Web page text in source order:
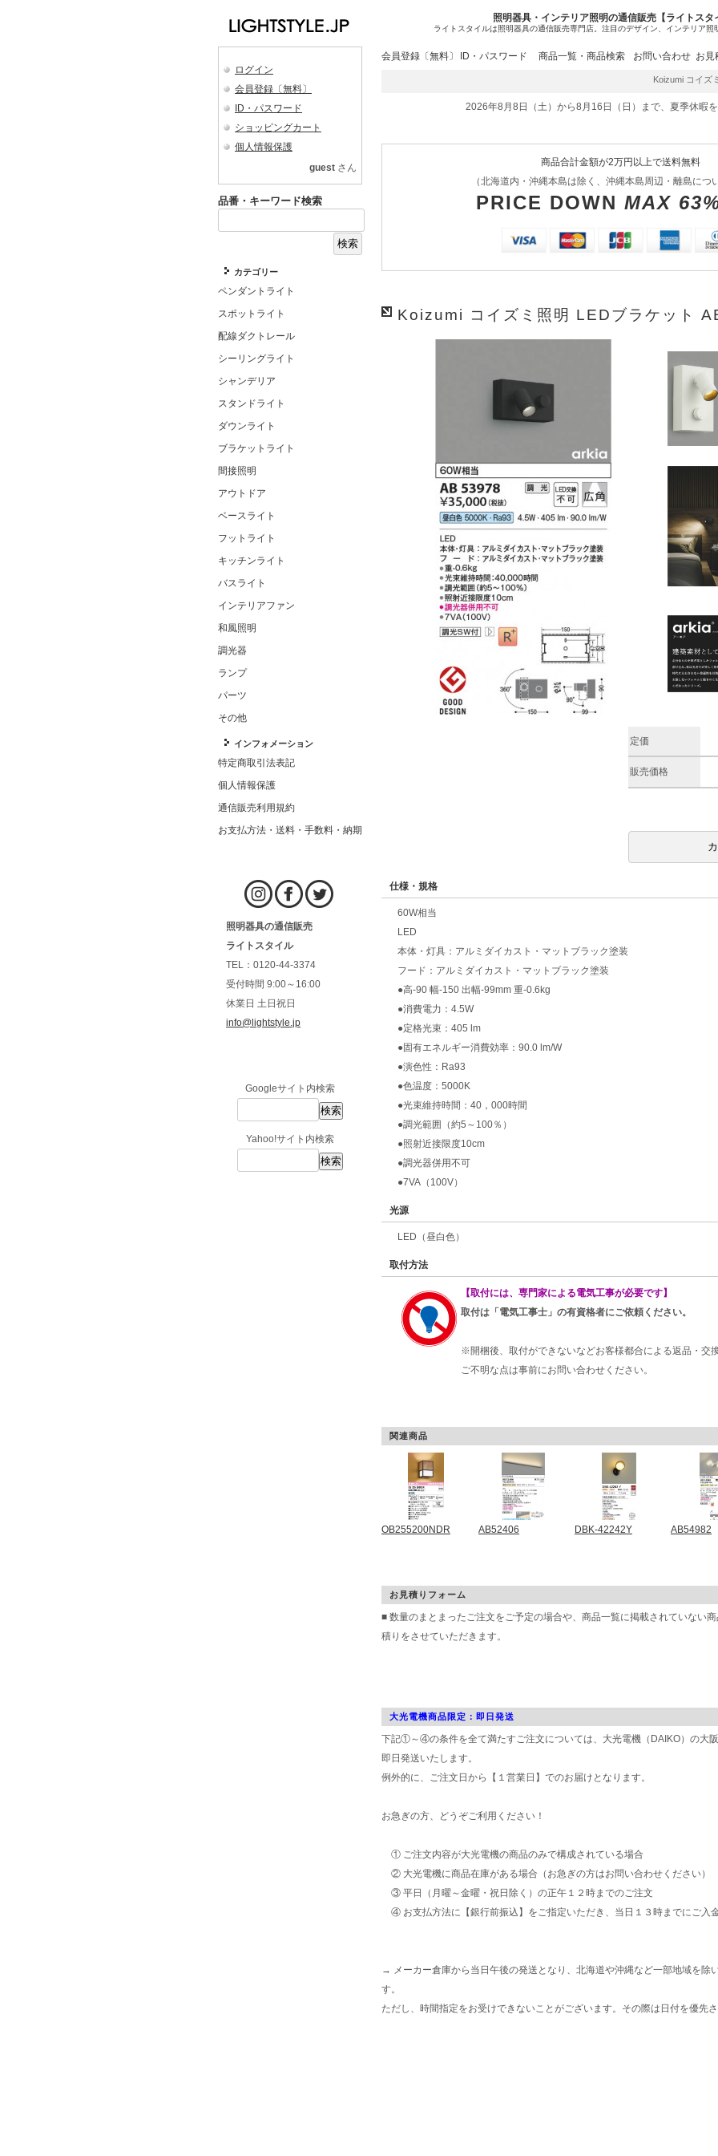
照明器具・インテリア照明の通信販売【ライトスタ
ライトスタイルは照明器具の通信販売専門店。注目のデザイン、インテリア照
ログイン
会員登録〔無料〕
ID・パスワード
ショッピングカート
個人情報保護
guest さん
品番・キーワード検索
カテゴリー
ペンダントライト
スポットライト
配線ダクトレール
シーリングライト
シャンデリア
スタンドライト
ダウンライト
ブラケットライト
間接照明
アウトドア
ベースライト
フットライト
キッチンライト
バスライト
インテリアファン
和風照明
調光器
ランプ
パーツ
その他
インフォメーション
特定商取引法表記
個人情報保護
通信販売利用規約
お支払方法・送料・手数料・納期
照明器具の通信販売
ライトスタイル
TEL：0120-44-3374
受付時間 9:00～16:00
休業日 土日祝日
info@lightstyle.jp
Googleサイト内検索
Yahoo!サイト内検索
会員登録〔無料〕 ID・パスワード 商品一覧・商品検索 お問い合わせ お見
Koizumi コイズミ照
2026年8月8日（土）から8月16日（日）まで、夏季休暇
商品合計金額が2万円以上で送料無料
（北海道内・沖縄本島は除く、沖縄本島周辺・離島につ
PRICE DOWN MAX
Koizumi コイズミ照明 LEDブラケット
定価
販売価格
仕様・規格
60W相当
LED
本体・灯具：アルミダイカスト・マットブラック塗装
フード：アルミダイカスト・マットブラック塗装
●高-90 幅-150 出幅-99mm 重-0.6kg
●消費電力：4.5W
●定格光束：405 lm
●固有エネルギー消費効率：90.0 lm/W
●演色性：Ra93
●色温度：5000K
●光束維持時間：40，000時間
●調光範囲（約5～100％）
●照射近接限度10cm
●調光器併用不可
●7VA（100V）
光源
LED（昼白色）
取付方法
【取付には、専門家による電気工事が必要です】
取付は「電気工事士」の有資格者にご依頼ください。
※開梱後、取付ができないなどお客様都合による返品・交
ご不明な点は事前にお問い合わせください。
関連商品
OB255200NDR AB52406 DBK-42242Y AB54982
お見積りフォーム
■ 数量のまとまったご注文をご予定の場合や、商品一覧に掲載されていない
積りをさせていただきます。
大光電機商品限定：即日発送
下記①～④の条件を全て満たすご注文については、大光電機（DAIKO）の大阪
即日発送いたします。
例外的に、ご注文日から【１営業日】でのお届けとなります。
お急ぎの方、どうぞご利用ください！
① ご注文内容が大光電機の商品のみで構成されている場合
② 大光電機に商品在庫がある場合（お急ぎの方はお問い合わせください）
③ 平日（月曜～金曜・祝日除く）の正午１２時までのご注文
④ お支払方法に【銀行前振込】をご指定いただき、当日１３時までにご入
→ メーカー倉庫から当日午後の発送となり、北海道や沖縄など一部地域を除
す。
ただし、時間指定をお受けできないことがございます。その際は日付を優先さ